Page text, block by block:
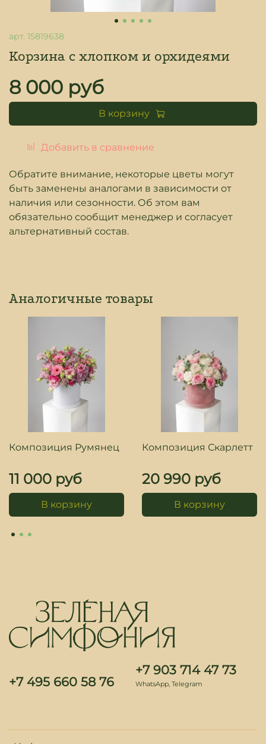
арт. 15819638
Корзина с хлопком и орхидеями
Добавить в сравнение
8 000 руб
В корзину
Обратите внимание, некоторые цветы могут
быть заменены аналогами в зависимости от
наличия или сезонности. Об этом вам
обязательно сообщит менеджер и согласует
альтернативный состав.
Аналогичные товары
Композиция Румянец
11 000 руб
В корзину
Композиция Скарлетт
20 990 руб
В корзину
+7 495 660 58 76
+7 903 714 47 73
WhatsApp, Telegram